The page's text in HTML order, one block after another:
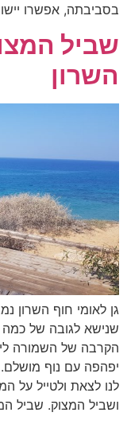
בסביבתה, אפשרו
שביל
השרון
גן לאומי חוף השרון
שנישא לגובה של
הקרבה של השמורה
יפהפה עם נוף
לנו לצאת ולטייל על
ושביל המצוק. שביל